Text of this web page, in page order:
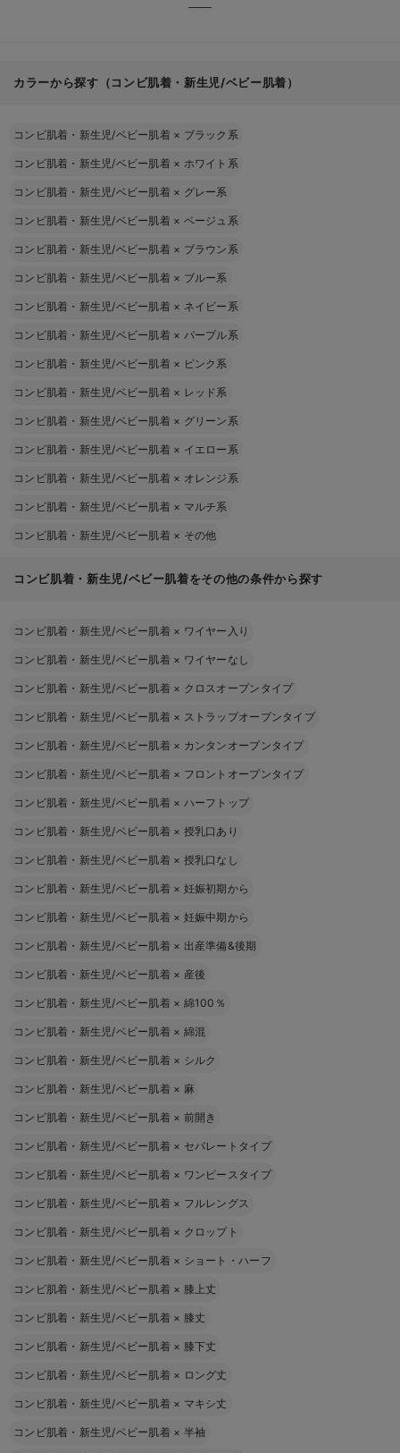
カラーから探す（コンビ肌着・新生児/ベビー肌着）
コンビ肌着・新生児/ベビー肌着 × ブラック系
コンビ肌着・新生児/ベビー肌着 × ホワイト系
コンビ肌着・新生児/ベビー肌着 × グレー系
コンビ肌着・新生児/ベビー肌着 × ベージュ系
コンビ肌着・新生児/ベビー肌着 × ブラウン系
コンビ肌着・新生児/ベビー肌着 × ブルー系
コンビ肌着・新生児/ベビー肌着 × ネイビー系
コンビ肌着・新生児/ベビー肌着 × パープル系
コンビ肌着・新生児/ベビー肌着 × ピンク系
コンビ肌着・新生児/ベビー肌着 × レッド系
コンビ肌着・新生児/ベビー肌着 × グリーン系
コンビ肌着・新生児/ベビー肌着 × イエロー系
コンビ肌着・新生児/ベビー肌着 × オレンジ系
コンビ肌着・新生児/ベビー肌着 × マルチ系
コンビ肌着・新生児/ベビー肌着 × その他
コンビ肌着・新生児/ベビー肌着をその他の条件から探す
コンビ肌着・新生児/ベビー肌着 × ワイヤー入り
コンビ肌着・新生児/ベビー肌着 × ワイヤーなし
コンビ肌着・新生児/ベビー肌着 × クロスオープンタイプ
コンビ肌着・新生児/ベビー肌着 × ストラップオープンタイプ
コンビ肌着・新生児/ベビー肌着 × カンタンオープンタイプ
コンビ肌着・新生児/ベビー肌着 × フロントオープンタイプ
コンビ肌着・新生児/ベビー肌着 × ハーフトップ
コンビ肌着・新生児/ベビー肌着 × 授乳口あり
コンビ肌着・新生児/ベビー肌着 × 授乳口なし
コンビ肌着・新生児/ベビー肌着 × 妊娠初期から
コンビ肌着・新生児/ベビー肌着 × 妊娠中期から
コンビ肌着・新生児/ベビー肌着 × 出産準備&後期
コンビ肌着・新生児/ベビー肌着 × 産後
コンビ肌着・新生児/ベビー肌着 × 綿100％
コンビ肌着・新生児/ベビー肌着 × 綿混
コンビ肌着・新生児/ベビー肌着 × シルク
コンビ肌着・新生児/ベビー肌着 × 麻
コンビ肌着・新生児/ベビー肌着 × 前開き
コンビ肌着・新生児/ベビー肌着 × セパレートタイプ
コンビ肌着・新生児/ベビー肌着 × ワンピースタイプ
コンビ肌着・新生児/ベビー肌着 × フルレングス
コンビ肌着・新生児/ベビー肌着 × クロップト
コンビ肌着・新生児/ベビー肌着 × ショート・ハーフ
コンビ肌着・新生児/ベビー肌着 × 膝上丈
コンビ肌着・新生児/ベビー肌着 × 膝丈
コンビ肌着・新生児/ベビー肌着 × 膝下丈
コンビ肌着・新生児/ベビー肌着 × ロング丈
コンビ肌着・新生児/ベビー肌着 × マキシ丈
コンビ肌着・新生児/ベビー肌着 × 半袖